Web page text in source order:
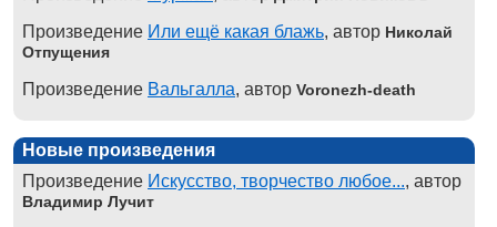
Произведение Или ещё какая блажь, автор Николай
Отпущения
Произведение Вальгалла, автор Voronezh-death
Новые произведения
Произведение Искусство, творчество любое..., автор
Владимир Лучит